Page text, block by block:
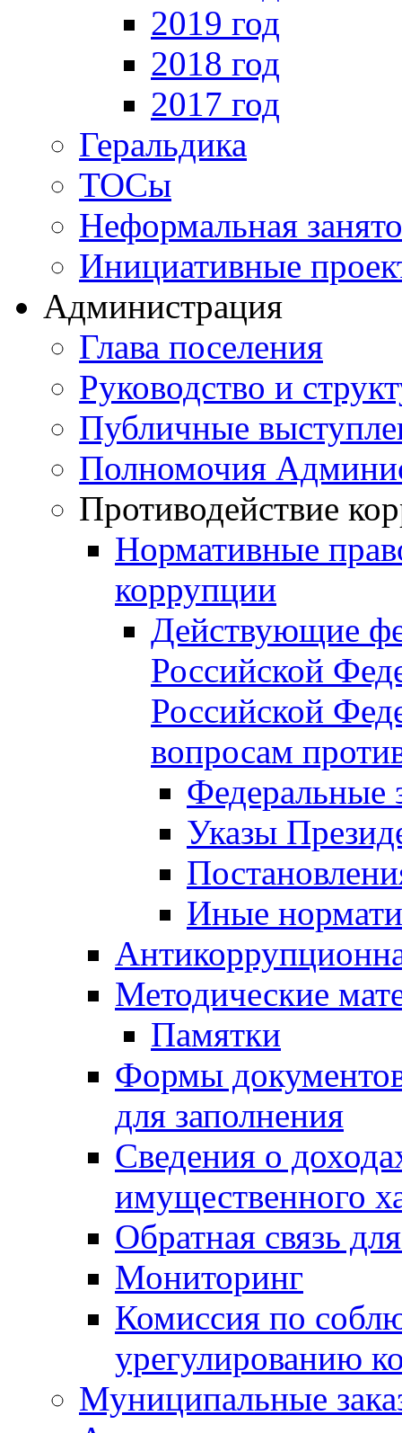
2019 год
2018 год
2017 год
Геральдика
ТОСы
Неформальная
Инициативные
Администрация
Глава поселения
Руководство и
Публичные
Полномочия
Противодействие
Нормативные
коррупции
Действующие
Российской
Российской
вопросам
Федеральные
Указы
Иные
Методические
Памятки
Формы
для заполнения
Сведения о
имущественного
Обратная связь
Мониторинг
Комиссия по
урегулированию
Муниципальные